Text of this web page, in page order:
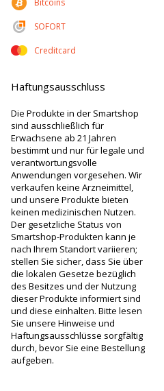
Bitcoins
SOFORT
Creditcard
Haftungsausschluss
Die Produkte in der Smartshop
sind ausschließlich für
Erwachsene ab 21 Jahren
bestimmt und nur für legale und
verantwortungsvolle
Anwendungen vorgesehen. Wir
verkaufen keine Arzneimittel,
und unsere Produkte bieten
keinen medizinischen Nutzen.
Der gesetzliche Status von
Smartshop-Produkten kann je
nach Ihrem Standort variieren;
stellen Sie sicher, dass Sie über
die lokalen Gesetze bezüglich
des Besitzes und der Nutzung
dieser Produkte informiert sind
und diese einhalten. Bitte lesen
Sie unsere Hinweise und
Haftungsausschlüsse sorgfältig
durch, bevor Sie eine Bestellung
aufgeben.